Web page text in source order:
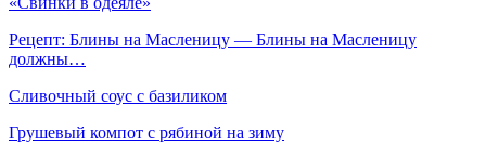
Рецепт: Блины на Масленицу — Блины на Масленицу
должны…
Сливочный соус с базиликом
Грушевый компот с рябиной на зиму